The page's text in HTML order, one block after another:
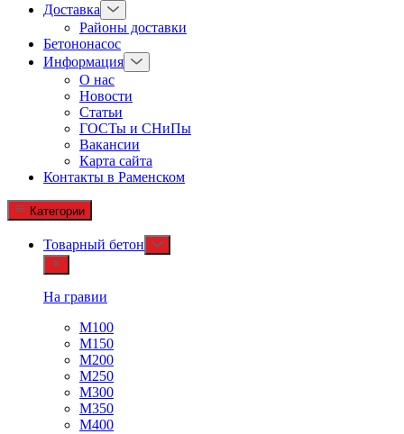
Доставка
Районы доставки
Бетононасос
Информация
О нас
Новости
Статьи
ГОСТы и СНиПы
Вакансии
Карта сайта
Контакты в Раменском
Категории
Товарный бетон
На гравии
М100
М150
М200
М250
М300
М350
М400